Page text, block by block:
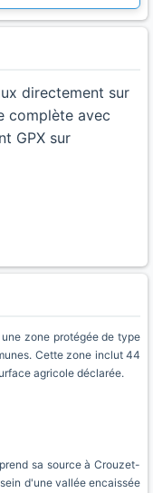
directement sur
complète avec
GPX sur
une zone protégée de type
Cette zone inclut 44
agricole déclarée.
sa source à Crouzet-
d'une vallée encaissée